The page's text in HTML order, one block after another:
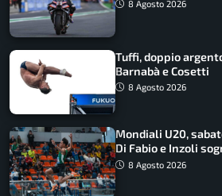
8 Agosto 2026
Tuffi, doppio
Barnabà e Cosetti
8 Agosto 2026
Mondiali U20,
Di Fabio e Inzoli
Castellani e Succo
8 Agosto 2026